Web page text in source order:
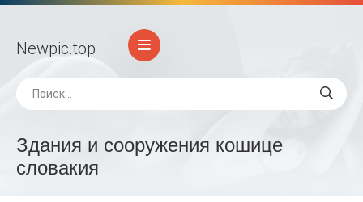
Newpic.top
Здания и сооружения кошице
словакия